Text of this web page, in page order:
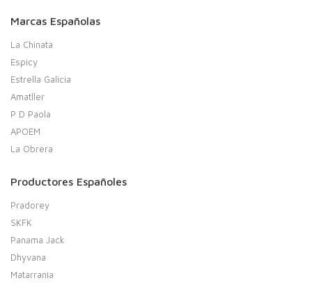
Marcas Españolas
La Chinata
Espicy
Estrella Galicia
Amatller
P D Paola
APOEM
La Obrera
Productores Españoles
Pradorey
SKFK
Panama Jack
Dhyvana
Matarrania